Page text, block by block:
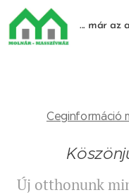
... már az
Ceginformáció
Új otthonunk